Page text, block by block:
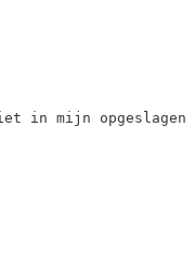
in mijn opgeslagen